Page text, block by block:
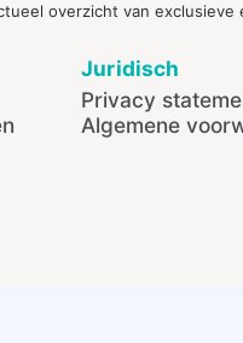
overzicht van
Juridisch
Privacy
Algemene